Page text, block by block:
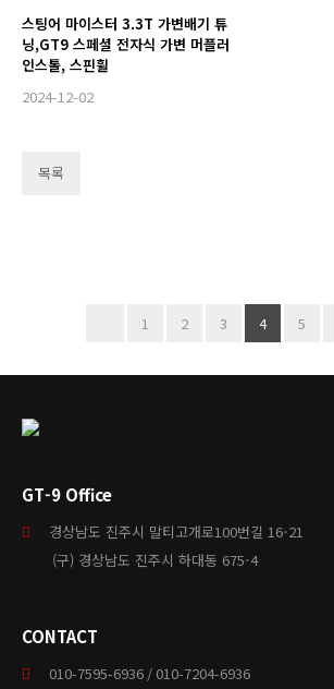
스팅어 마이스터 3.3T 가변배기 튜
닝,GT9 스페셜 전자식 가변 머플러
인스톨, 스핀휠
2024-12-02
목록
1 2 3 4 5
GT-9 Office
경상남도 진주시 말티고개로100번길 16-21
(구) 경상남도 진주시 하대동 675-4
CONTACT
010-7595-6936 / 010-7204-6936